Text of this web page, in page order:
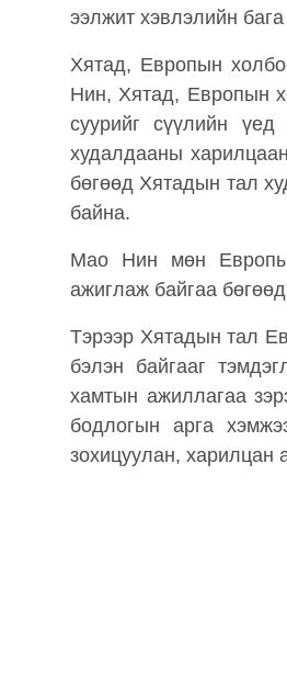
ээлжит хэвлэлийн
Хятад, Европын
Нин, Хятад, Европын
суурийг сүүлийн
худалдааны
бөгөөд Хятадын тал
байна.
Мао Нин мөн
ажиглаж байгаа
Тэрээр Хятадын тал
бэлэн байгааг
хамтын ажиллагаа
бодлогын арга
зохицуулан, харилцан